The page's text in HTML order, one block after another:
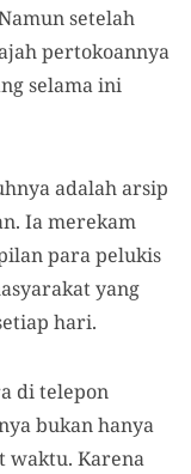
setelah
pertokoannya
selama ini
adalah arsip
Ia merekam
para pelukis
yang
hari.
di telepon
bukan hanya
waktu. Karena